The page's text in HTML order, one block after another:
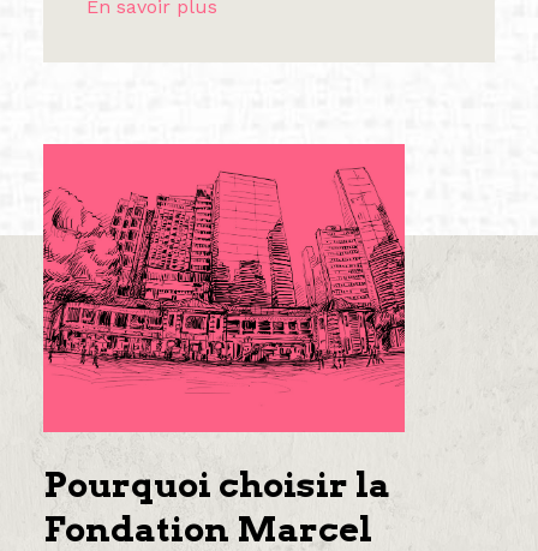
En savoir plus
Pourquoi choisir la
Fondation Marcel